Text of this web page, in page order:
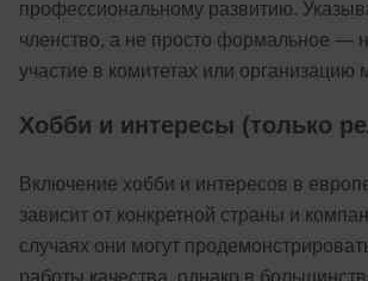
профессиональному развитию.
членство, а не просто формальное —
участие в комитетах или организацию
Хобби и интересы (только
Включение хобби и интересов в
зависит от конкретной страны и
случаях они могут